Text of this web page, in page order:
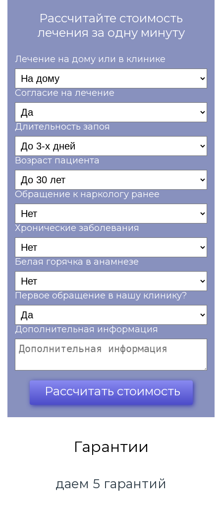
Рассчитайте стоимость
лечения за одну минуту
Лечение на дому или в клинике
Согласие на лечение
Длительность запоя
Возраст пациента
Обращение к наркологу ранее
Хронические заболевания
Белая горячка в анамнезе
Первое обращение в нашу клинику?
Дополнительная информация
Рассчитать стоимость
Ваш телефон*
Гарантии
даем 5 гарантий